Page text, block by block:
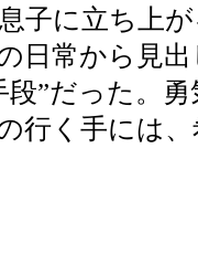
子に立ち上
日常から見
段”だった。
行く手には